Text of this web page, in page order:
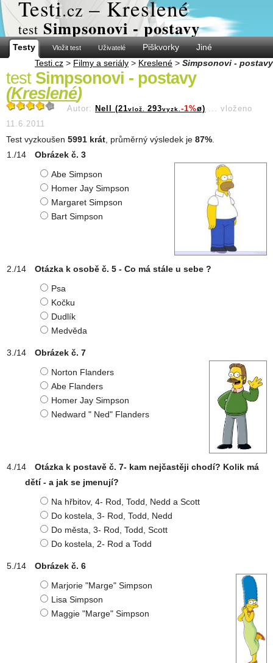
Testi.cz – Kreslené
test Simpsonovi - postavy
Testy Vložit test Uživatelé Piškvorky
Jiné
Testi.cz > Filmy a seriály > Kreslené > Simpsonovi - postavy
test Simpsonovi - postavy
(Kreslené)
Autor: Nell (21vlož. 293vyzk. -1%ø) ... vloženo
11.6.2011
Test vyzkoušen 5991 krát , průměrný výsledek je 87%
Obrázek č. 3
Abe Simpson
Homer Jay Simpson
Margaret Simpson
Bart Simpson
Otázka k osobě č. 5 - Co má stále u sebe ?
Psa
Kočku
Dudlík
Medvěda
Obrázek č. 7
Norton Flanders
Abe Flanders
Homer Jay Simpson
Nedward " Ned" Flanders
Otázka k postavě č. 7- kam nejčastěji chodí? Kolik má
dětí - a jak se jmenují?
Na hřbitov, 4- Rod, Todd, Nedd a Scott
Do kostela, 3- Rod, Todd, Nedd
Do města, 3- Rod, Todd, Scott
Do kostela, 2- Rod a Todd
Obrázek č. 6
Marjorie "Marge" Simpson
Lisa Simpson
Maggie "Marge" Simpson